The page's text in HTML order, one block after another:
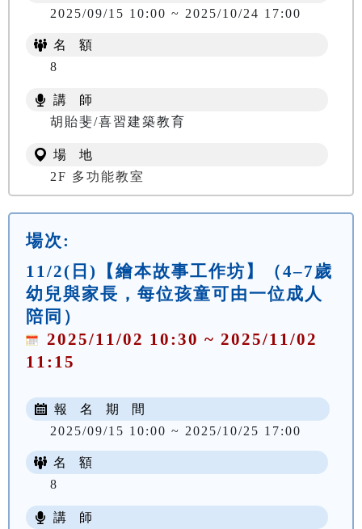
2025/09/15 10:00 ~ 2025/10/24 17:00
名 額
8
講 師
胡貽斐/喜習建築教育
場 地
2F 多功能教室
場次:
11/2(日)【繪本故事工作坊】（4–7歲
幼兒與家長，每位孩童可由一位成人
陪同）
2025/11/02 10:30 ~ 2025/11/02
11:15
報 名 期 間
2025/09/15 10:00 ~ 2025/10/25 17:00
名 額
8
講 師